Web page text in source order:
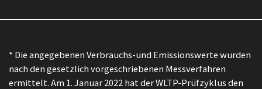
* Die angegebenen Verbrauchs-und Emissionswerte wurden
nach den gesetzlich vorgeschriebenen Messverfahren
ermittelt. Am 1. Januar 2022 hat der WLTP-Prüfzyklus den